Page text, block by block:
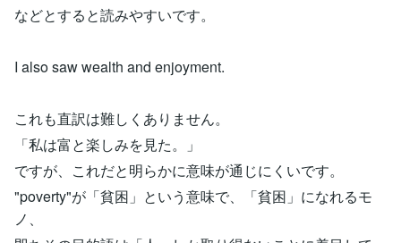
などとすると読みやすいです。
I also saw wealth and enjoyment.
これも直訳は難しくありません。
「私は富と楽しみを見た。」
ですが、これだと明らかに意味が通じにくいです。
"poverty"が「貧困」という意味で、「貧困」になれるモ
ノ、